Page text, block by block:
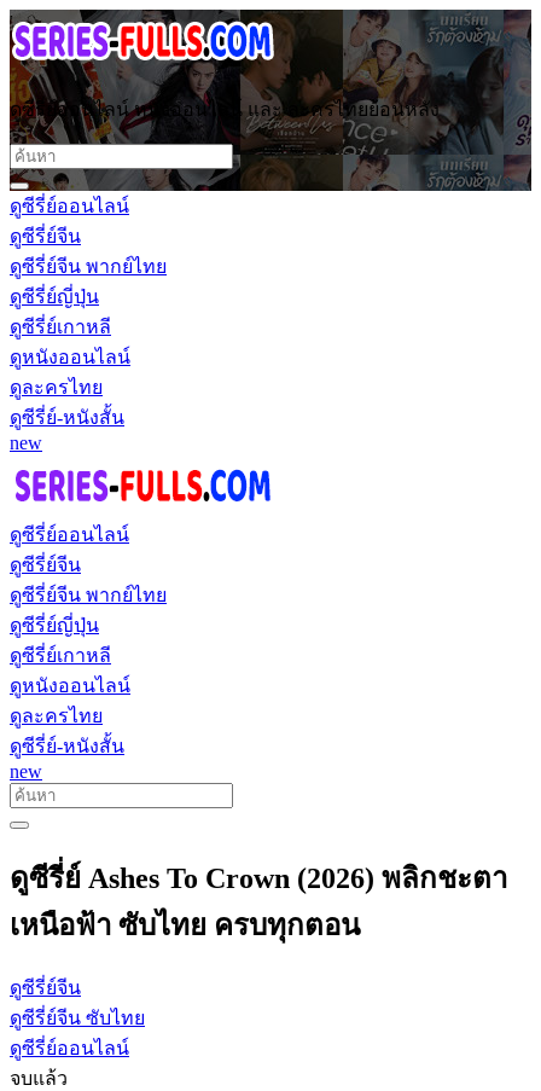
ดูซีรี่ย์ออนไลน์ หนังออนไลน์ และ ละครไทยย้อนหลัง
ดูซีรี่ย์ออนไลน์
ดูซีรี่ย์จีน
ดูซีรี่ย์จีน พากย์ไทย
ดูซีรี่ย์ญี่ปุ่น
ดูซีรี่ย์เกาหลี
ดูหนังออนไลน์
ดูละครไทย
ดูซีรี่ย์-หนังสั้น
new
ดูซีรี่ย์ออนไลน์
ดูซีรี่ย์จีน
ดูซีรี่ย์จีน พากย์ไทย
ดูซีรี่ย์ญี่ปุ่น
ดูซีรี่ย์เกาหลี
ดูหนังออนไลน์
ดูละครไทย
ดูซีรี่ย์-หนังสั้น
new
ดูซีรี่ย์ Ashes To Crown (2026) พลิกชะตา
เหนือฟ้า ซับไทย ครบทุกตอน
ดูซีรี่ย์จีน
ดูซีรี่ย์จีน ซับไทย
ดูซีรี่ย์ออนไลน์
จบแล้ว